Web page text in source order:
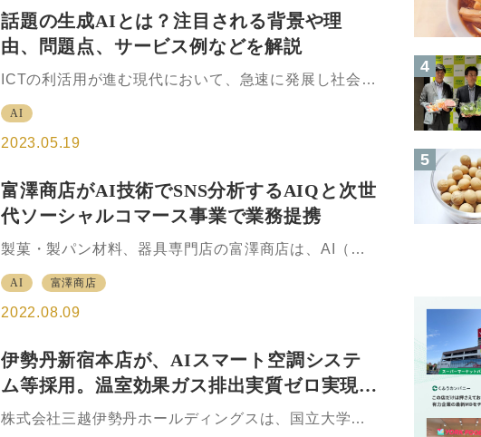
う。 実装するワークスケジュール自動作成機能は4月
21日から店舗の全部門で実装予定。22年に実装した
「AIワーク」の機能拡張として、AI学習によって各従
業員の時間帯ごとの作業割り当てを自動化する。従業
員の勤務シフトやスキル、時間帯ごとに必要とされる
業務内容などに基づいて、瞬時に自動で、抜け漏れな
食品…
話題の生成AIとは？注目される背景や理
由、問題点、サービス例などを解説
ICTの利活用が進む現代において、急速に発展し社会基
を基に予測・自動化などを図るため、ゼロから新たな
成果物を生み出すクリエイティブな分野は苦手とされ
ェネレーティブAI）は完全オリジナルな成果物も創造
でき、社会全体に革新的な変化をもたらすことが予想
されている。ビジネスシーンやメディアで耳にする機
会も増えた生成AIに関して、本記事では概要から注目
される背景、できること、メリット、問題点・危険
性、サービス例まで解説していく。 生成AIとは？ 生成
…
AI
2023.05.19
富澤商店がAI技術でSNS分析するAIQと次世
代ソーシャルコマース事業で業務提携
製菓・製パン材料、器具専門店の富澤商店は、AI（人
マーケティング支援等を提供するAIQと業務提携契約を
締結、8月から次世代ソーシャルコマース事業を開始す
シャルネットワーキングサービス（SNS）上のやりと
りを分析。「興味・関心」の動向から満足感の高い商
品にリーチする最適な購買経路を明確化することで、
売り手からの「一方向のアプローチ」ではなく、生活
者（消費者）同士のコミュニケーションから生じた安
AI 富澤商店
2022.08.09
伊勢丹新宿本店が、AIスマート空調システ
ム等採用。温室効果ガス排出実質ゼロ実現に
向けた実証実験を開始
株式会社三越伊勢丹ホールディングスは、国立大学法